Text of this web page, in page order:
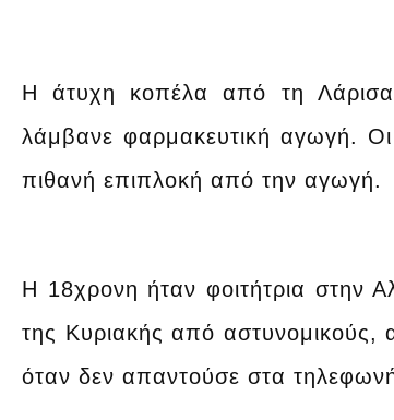
Η άτυχη κοπέλα από τη Λάρισα
λάμβανε φαρμακευτική αγωγή.
πιθανή επιπλοκή από την αγωγή.
Η 18χρονη ήταν φοιτήτρια στην
της Κυριακής από αστυνομικούς,
όταν δεν απαντούσε στα